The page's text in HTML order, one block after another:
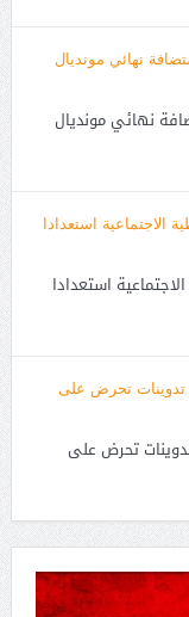
نهائي مونديال
استعدادا
تحرض على